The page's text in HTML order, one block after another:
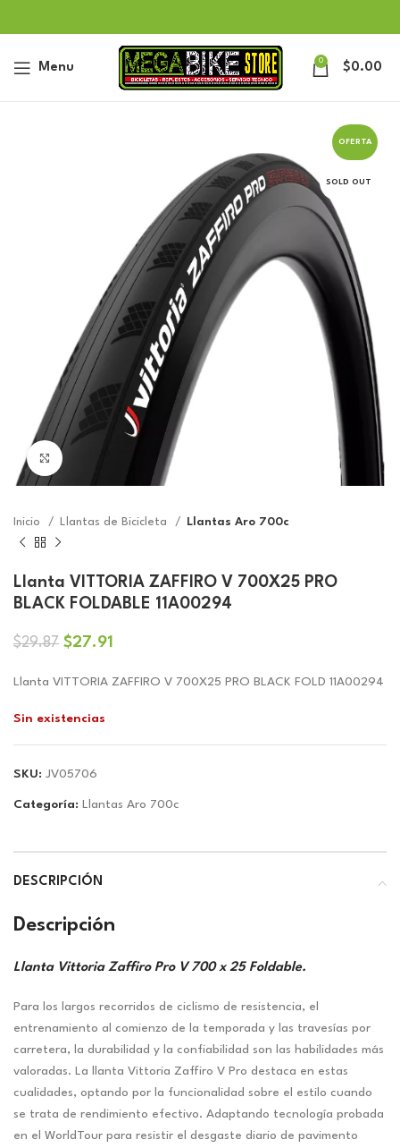
Menu 0 $0.00
OFERTA
SOLD OUT
Inicio Llantas de Bicicleta Llantas Aro 700c
Llanta VITTORIA ZAFFIRO V 700X25 PRO
BLACK FOLDABLE 11A00294
$29.87 El
original
$29.87.
$27.91
actual
Llanta VITTORIA ZAFFIRO V 700X25 PRO BLACK FOLD 11A00294
Sin existencias
SKU: JV05706
Categoría: Llantas Aro 700c
DESCRIPCIÓN
Descripción
Llanta Vittoria Zaffiro Pro V 700 x 25 Foldable.
Para los largos recorridos de ciclismo de resistencia, el
entrenamiento al comienzo de la temporada y las travesías por
carretera, la durabilidad y la confiabilidad son las habilidades más
valoradas. La llanta Vittoria Zaffiro V Pro destaca en estas
cualidades, optando por la funcionalidad sobre el estilo cuando
se trata de rendimiento efectivo. Adaptando tecnología probada
en el WorldTour para resistir el desgaste diario de pavimento